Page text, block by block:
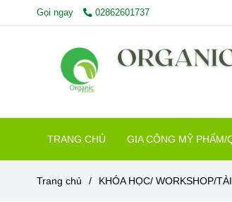
Gọi ngay 02862601737
TRANG CHỦ GIA CÔNG MỸ PHẨM/
Trang chủ / KHÓA HỌC/ WORKSHOP/